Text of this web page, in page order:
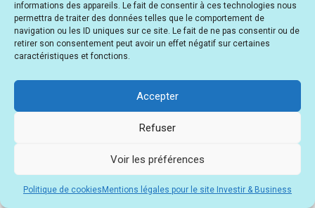
informations des appareils. Le fait de consentir à ces technologies nous
permettra de traiter des données telles que le comportement de
navigation ou les ID uniques sur ce site. Le fait de ne pas consentir ou de
retirer son consentement peut avoir un effet négatif sur certaines
caractéristiques et fonctions.
Accepter
Refuser
Voir les préférences
Politique de cookies Mentions légales pour le site Investir & Business
Business. Vous y trouverez une foule de renseignements,
décryptages, avis et astuces utiles pour vos investissements et vos
business en ligne automatisés.
Pour être tenu informé des bons plans et des nouvelles publications